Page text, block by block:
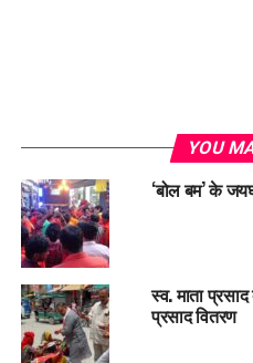
YOU
‘बोल बम’ के
स्व. माता
प्रसाद वितरण